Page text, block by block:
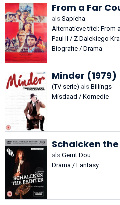
From a Far
als Sapieha
Alternatieve titel: From
Paul II / Z Dalekiego
Biografie / Drama
Minder (1979)
(TV serie) als Billings
Misdaad / Komedie
Schalcken
als Gerrit Dou
Drama / Fantasy